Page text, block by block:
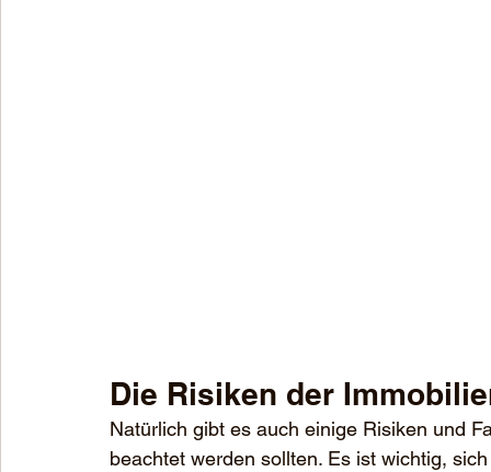
Die Risiken der
Natürlich gibt es auch einige Risiken und
beachtet werden sollten. Es ist wichtig,